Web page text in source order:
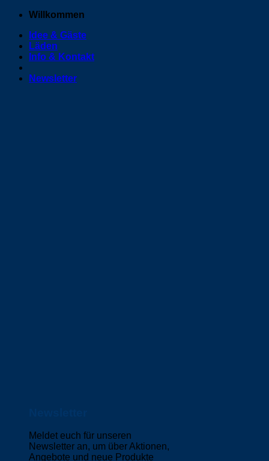
Zum
springen
Willkommen
Idee & Gäste
Läden
Info & Kontakt
Newsletter
Meldet euch für unseren
Newsletter an, um über Aktionen,
Angebote und neue Produkte